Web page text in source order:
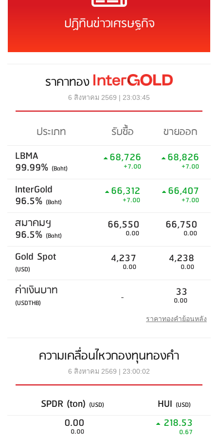
ปฏิทินข่าวเศรษฐกิจ
ราคาทอง
6 สิงหาคม 2569 | 23:03:45
ประเภท รับซื้อ
ขายออก
LBMA
99.99% (Baht)
68,726
+7.00
68,826
+7.00
InterGold
96.5% (Baht)
66,312
+7.00
66,407
+7.00
สมาคมฯ
96.5% (Baht)
66,550
0.00
66,750
0.00
Gold Spot
(USD)
4,237
0.00
4,238
0.00
ค่าเงินบาท
(USDTHB) - 33
0.00
ราคาทองคำย้อนหลัง
ความเคลื่อนไหวกองทุนทองคำ
6 สิงหาคม 2569 | 23:00:02
SPDR (ton) (USD) HUI (USD)
0.00
0.00
218.53
0.67